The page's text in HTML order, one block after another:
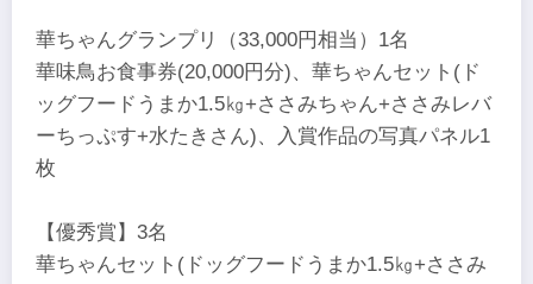
華ちゃんグランプリ（33,000円相当）1名
華味鳥お食事券(20,000円分)、華ちゃんセット(ド
ッグフードうまか1.5㎏+ささみちゃん+ささみレバ
ーちっぷす+水たきさん)、入賞作品の写真パネル1
枚
【優秀賞】3名
華ちゃんセット(ドッグフードうまか1.5㎏+ささみ